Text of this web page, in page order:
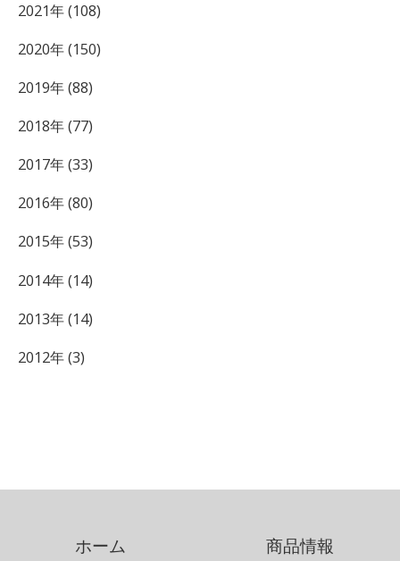
2021年 (108)
2020年 (150)
2019年 (88)
2018年 (77)
2017年 (33)
2016年 (80)
2015年 (53)
2014年 (14)
2013年 (14)
2012年 (3)
ホーム 商品情報